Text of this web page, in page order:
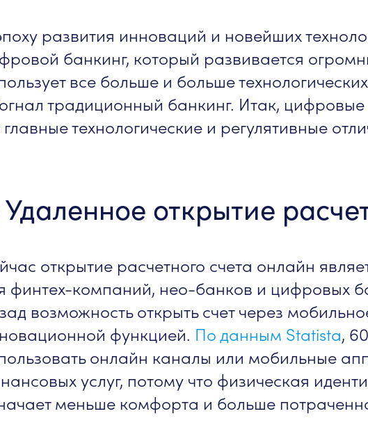
развития инноваций и новейших
банкинг, который развивается
все больше и больше
традиционный банкинг. Итак,
технологические и регулятивные
Удаленное открытие
открытие расчетного счета онлайн
финтех-компаний, нео-банков и цифровых
возможность открыть счет через
функцией. По данным Statista,
онлайн каналы или мобильные
услуг, потому что физическая
меньше комфорта и больше